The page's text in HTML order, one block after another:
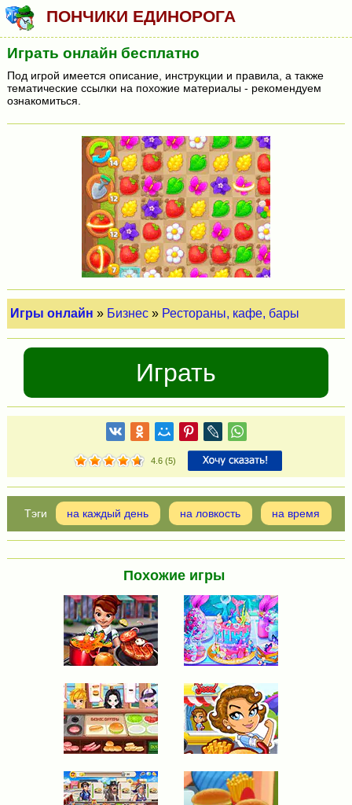
ПОНЧИКИ ЕДИНОРОГА
Играть онлайн бесплатно
Под игрой имеется описание, инструкции и правила, а также
тематические ссылки на похожие материалы - рекомендуем
ознакомиться.
Игры онлайн » Бизнес » Рестораны, кафе, бары
Играть
4.6(5)
на каждый день на ловкость на время
Похожие игры